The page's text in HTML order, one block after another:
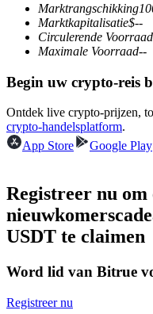
USDC-futures
Marktrangschikking
Marktkapitalisatie$--
Circulerende Voorraad
Maximale Voorraad--
Begin uw crypto-reis
Ontdek live crypto-prijzen,
crypto-handelsplatform.
App Store
Google Play
Registreer nu om
USDT te claimen
Word lid van Bitrue
Registreer nu